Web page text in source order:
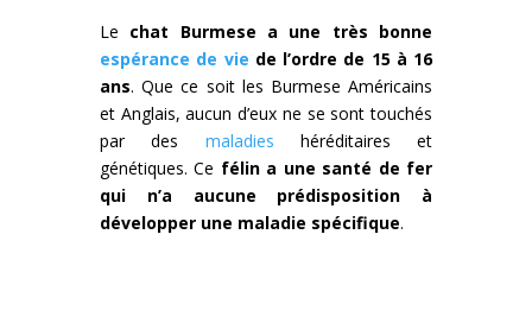
Le chat Burmese a une très bonne
espérance de vie de l’ordre de 15 à 16
ans. Que ce soit les Burmese Américains
et Anglais, aucun d’eux ne se sont touchés
par des maladies héréditaires et
génétiques. Ce félin a une santé de fer
qui n’a aucune prédisposition à
développer une maladie spécifique.